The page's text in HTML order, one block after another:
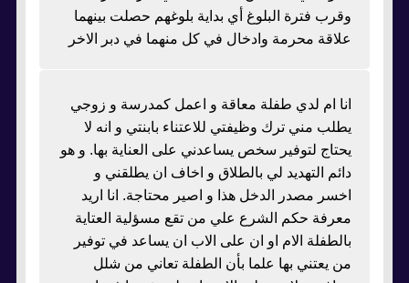
وقرب فترة البلوغ أي بداية بلوغهم حصلت بينهما
علاقة محرمة وادخال في كل منهما في دبر الاخر
انا ام لدي طفلة معاقة و اعمل كمدرسة و زوجي
يطلب مني ترك وظيفتي للاعتناء بابنتي و انه لا
يحتاج لتوفير سخص يساعدني على العناية بها. و هو
دائم التهديد لي بالطلاق و اخاف ان يطلقني و
اخسر مصدر الدخل هذا و اصير محتاجة. انا اريد
معرفة حكم الشرع علي من تقع مسؤلية العتاية
بالطفلة الام او ان على الاب ان يساعد في توفير
من يعتني بها علما بأن الطفلة تعاني من شلل